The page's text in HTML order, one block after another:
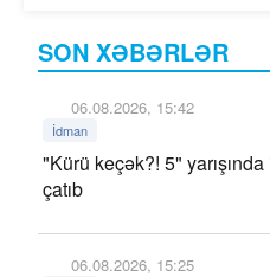
SON XƏBƏRLƏR
06.08.2026, 15:42
İdman
"Kürü keçək?! 5"
çatıb
06.08.2026, 15:25